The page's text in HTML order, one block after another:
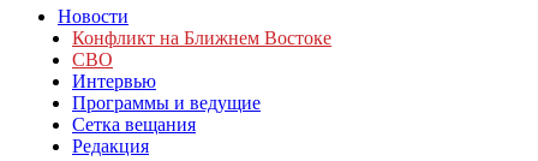
Новости
Конфликт на Ближнем Востоке
СВО
Интервью
Программы и ведущие
Сетка вещания
Редакция